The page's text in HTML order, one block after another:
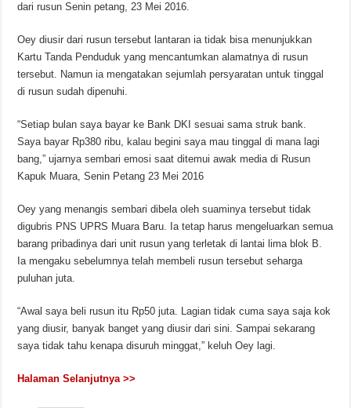
dari rusun Senin petang, 23 Mei 2016.
Oey diusir dari rusun tersebut lantaran ia tidak bisa menunjukkan
Kartu Tanda Penduduk yang mencantumkan alamatnya di rusun
tersebut. Namun ia mengatakan sejumlah persyaratan untuk tinggal
di rusun sudah dipenuhi.
“Setiap bulan saya bayar ke Bank DKI sesuai sama struk bank.
Saya bayar Rp380 ribu, kalau begini saya mau tinggal di mana lagi
bang,” ujarnya sembari emosi saat ditemui awak media di Rusun
Kapuk Muara, Senin Petang 23 Mei 2016
Oey yang menangis sembari dibela oleh suaminya tersebut tidak
digubris PNS UPRS Muara Baru. Ia tetap harus mengeluarkan semua
barang pribadinya dari unit rusun yang terletak di lantai lima blok B.
Ia mengaku sebelumnya telah membeli rusun tersebut seharga
puluhan juta.
“Awal saya beli rusun itu Rp50 juta. Lagian tidak cuma saya saja kok
yang diusir, banyak banget yang diusir dari sini. Sampai sekarang
saya tidak tahu kenapa disuruh minggat,” keluh Oey lagi.
Halaman Selanjutnya >>